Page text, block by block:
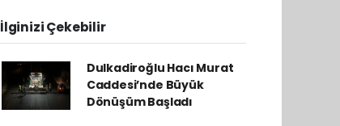
İlginizi Çekebilir
Dulkadiroğlu Hacı Murat
Caddesi’nde Büyük
Dönüşüm Başladı